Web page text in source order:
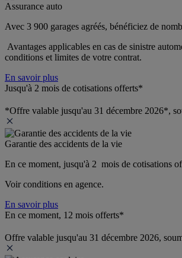
Assurance auto
Avec 3 900 garages agréés, bénéficiez de
Avantages applicables en cas de sinistre
conditions et limites de votre contrat.
En savoir plus
Jusqu'à 2 mois de cotisations offerts*
*Offre valable jusqu'au 31 décembre 2026*,
Garantie des accidents de la vie
En ce moment, jusqu'à 2  mois de cotisations
Voir conditions en agence.
En savoir plus
En ce moment, 12 mois offerts*
Offre valable jusqu'au 31 décembre 2026,